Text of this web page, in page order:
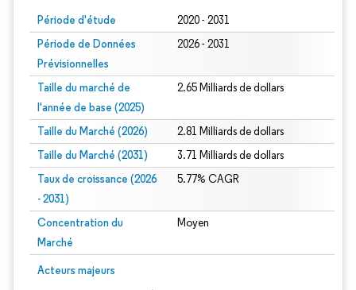
Période d'étude 2020 - 2031
Période de Données
Prévisionnelles
2026 - 2031
Taille du marché de
l'année de base (2025)
2.65 Milliards de dollars
Taille du Marché (2026) 2.81 Milliards de dollars
Taille du Marché (2031) 3.71 Milliards de dollars
Taux de croissance (2026
- 2031)
5.77% CAGR
Concentration du
Marché
Moyen
Acteurs majeurs
Image © Mordor Intelligence. La réutilisation nécessite une attribution sous CC